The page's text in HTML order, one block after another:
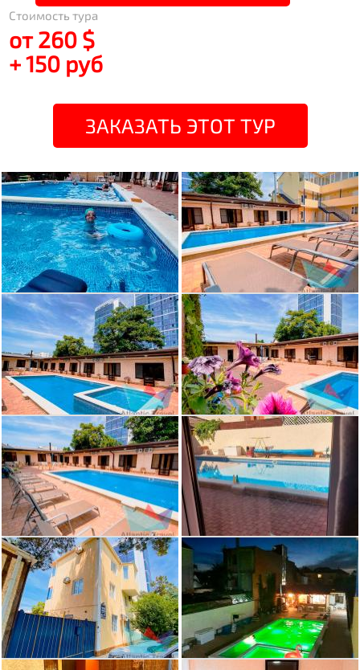
Стоимость тура
от 260 $
+ 150 руб
ЗАКАЗАТЬ ЭТОТ ТУР